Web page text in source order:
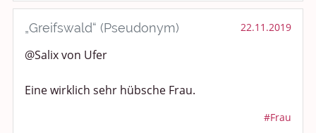
„Greifswald“ (Pseudonym) 22.11.2019
@Salix von Ufer
Eine wirklich sehr hübsche Frau.
#Frau